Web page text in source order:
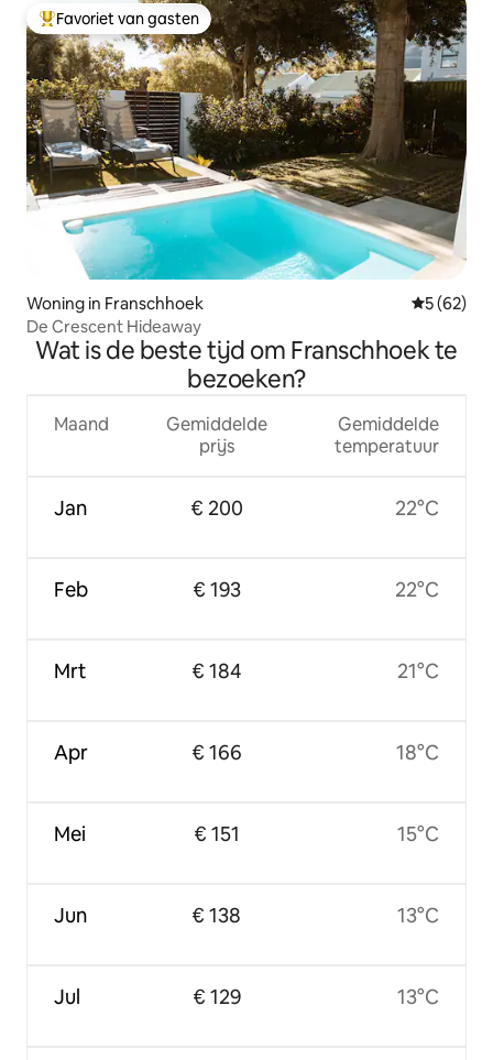
Topfavoriet van gasten
Favoriet van gasten
Woning in Franschhoek
5 (62)
De Crescent Hideaway
Wat is de beste tijd om Franschhoek te
bezoeken?
Maand
Jan
Feb
Mrt
Apr
Mei
Jun
Jul
Gemiddelde
prijs
€ 200
€ 193
€ 184
€ 166
€ 151
€ 138
€ 129
Gemiddelde
temperatuur
22°C
22°C
21°C
18°C
15°C
13°C
13°C